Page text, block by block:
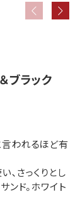
ラック
われるほど有
、さっくりとし
ンド。ホワイト